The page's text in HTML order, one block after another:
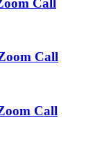
Call
Call
Call